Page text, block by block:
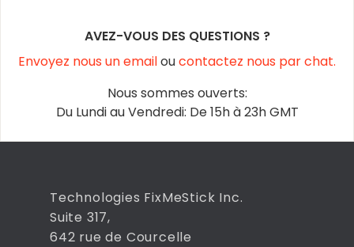
AVEZ-VOUS DES QUESTIONS ?
Envoyez nous un emailoucontactez nous par chat.
Nous sommes ouverts:
Du Lundi au Vendredi: De 15h à 23h GMT
Technologies FixMeStick Inc.
Suite 317,
642 rue de Courcelle